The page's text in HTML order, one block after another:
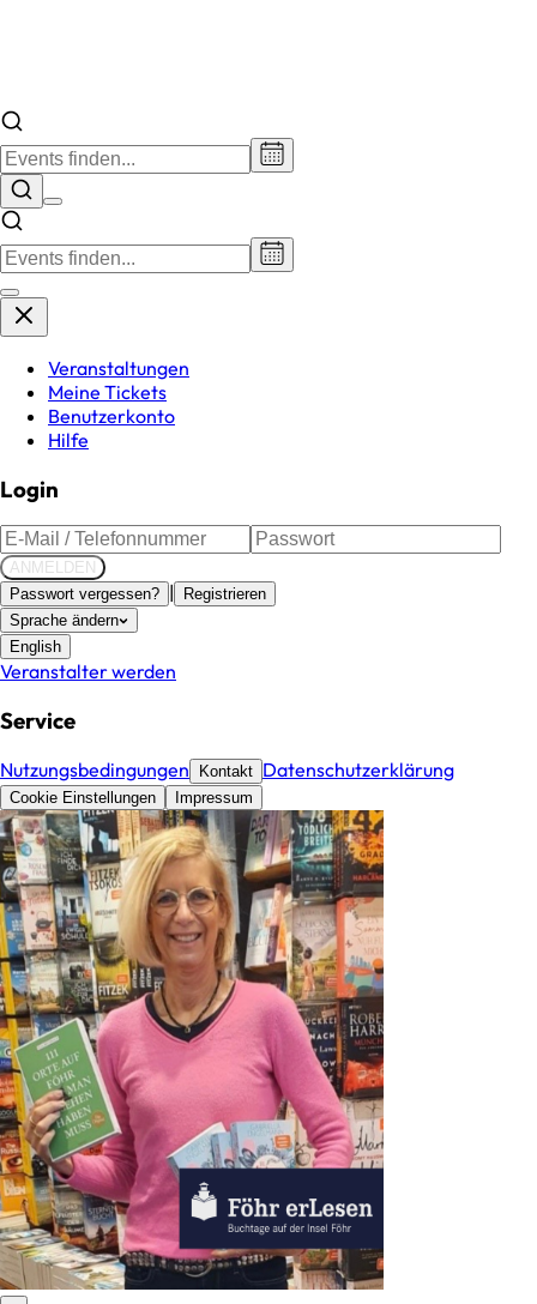
Veranstaltungen
Meine Tickets
Benutzerkonto
Hilfe
Login
ANMELDEN
Passwort vergessen? |
Registrieren
Sprache ändern
English
Veranstalter werden
Service
Nutzungsbedingungen Kontakt Datenschutzerklärung
Cookie Einstellungen Impressum